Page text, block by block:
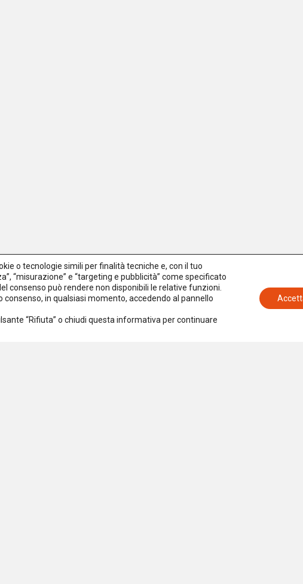
o tecnologie simili per finalità tecniche e, con il tuo
“misurazione” e “targeting e pubblicità” come specificato
consenso può rendere non disponibili le relative funzioni.
in qualsiasi momento, accedendo al pannello
“Rifiuta” o chiudi questa informativa per continuare